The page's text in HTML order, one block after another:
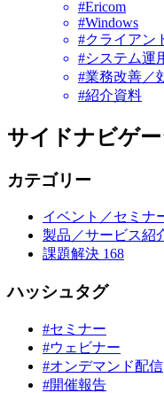
#Ericom
#Windows
#クライアン
#システム運
#業務改善／
#紹介資料
サイドナビゲ
カテゴリー
イベント／セミナ
製品／サービス紹
課題解決 168
ハッシュタグ
#セミナー
#ウェビナー
#オンデマンド配信
#開催報告